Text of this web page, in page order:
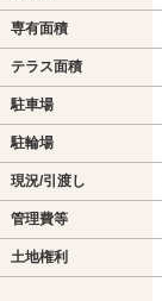
専有面積
テラス面積
駐車場
駐輪場
現況/引渡し
管理費等
土地権利